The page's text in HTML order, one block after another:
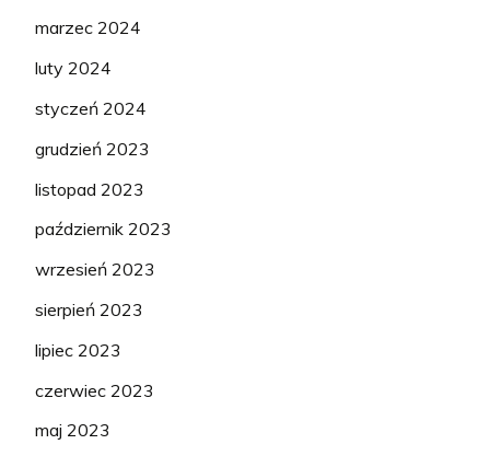
marzec 2024
luty 2024
styczeń 2024
grudzień 2023
listopad 2023
październik 2023
wrzesień 2023
sierpień 2023
lipiec 2023
czerwiec 2023
maj 2023